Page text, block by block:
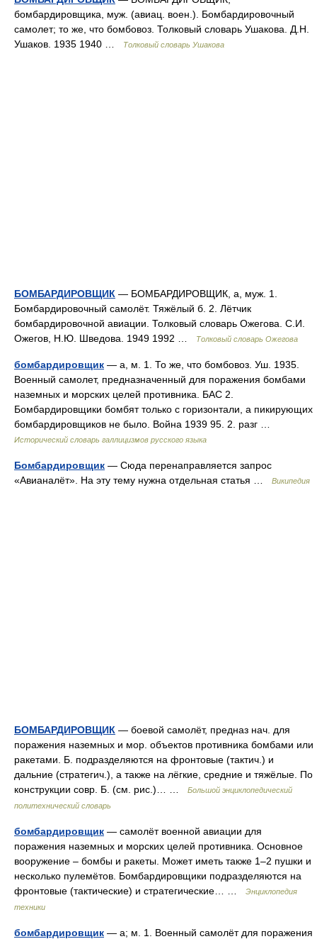
бомбардировщика, муж. (авиац. воен.). Бомбардировочный
самолет; то же, что бомбовоз. Толковый словарь Ушакова. Д.Н.
Ушаков. 1935 1940 …
Толковый словарь Ушакова
БОМБАРДИРОВЩИК — БОМБАРДИРОВЩИК, а, муж. 1.
Бомбардировочный самолёт. Тяжёлый б. 2. Лётчик
бомбардировочной авиации. Толковый словарь Ожегова. С.И.
Ожегов, Н.Ю. Шведова. 1949 1992 …
Толковый словарь Ожегова
бомбардировщик — а, м. 1. То же, что бомбовоз. Уш. 1935.
Военный самолет, предназначенный для поражения бомбами
наземных и морских целей противника. БАС 2.
Бомбардировщики бомбят только с горизонтали, а пикирующих
бомбардировщиков не было. Война 1939 95. 2. разг …
Исторический словарь галлицизмов русского языка
Бомбардировщик — Сюда перенаправляется запрос
«Авианалёт». На эту тему нужна отдельная статья …
Википедия
БОМБАРДИРОВЩИК — боевой самолёт, предназ нач. для
поражения наземных и мор. объектов противника бомбами или
ракетами. Б. подразделяются на фронтовые (тактич.) и
дальние (стратегич.), а также на лёгкие, средние и тяжёлые. По
конструкции совр. Б. (см. рис.)… …
Большой энциклопедический
политехнический словарь
бомбардировщик — самолёт военной авиации для
поражения наземных и морских целей противника. Основное
вооружение – бомбы и ракеты. Может иметь также 1–2 пушки и
несколько пулемётов. Бомбардировщики подразделяются на
фронтовые (тактические) и стратегические… …
Энциклопедия
техники
бомбардировщик — а; м. 1. Военный самолёт для поражения